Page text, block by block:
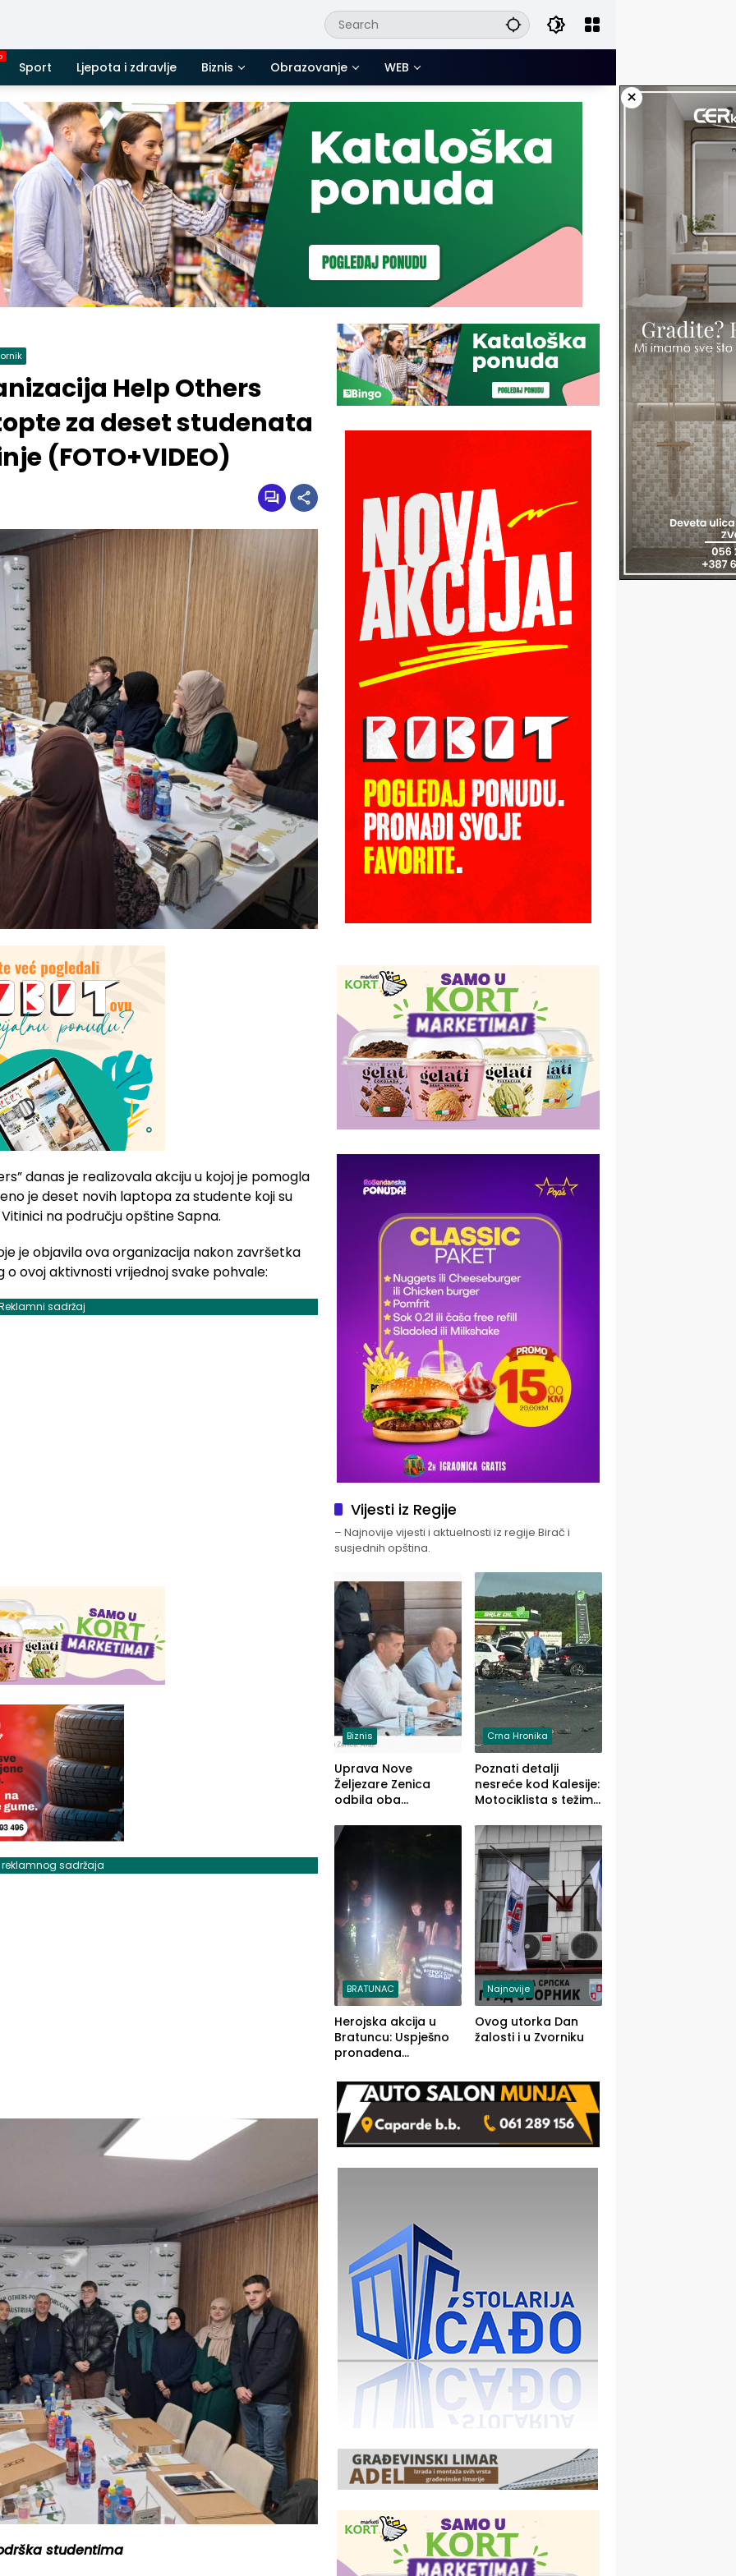
Sport Ljepota i zdravlje Biznis Obrazovanje WEB
×
Help Others
za deset studenata
(FOTO+VIDEO)
danas je realizovala akciju u kojoj je pomogla
je deset novih laptopa za studente koji su
na području opštine Sapna.
je objavila ova organizacija nakon završetka
ovoj aktivnosti vrijednoj svake pohvale:
sadržaj
reklamnog sadržaja
studentima
Vijesti iz Regije
– Najnovije vijesti i aktuelnosti iz regije Birač i
susjednih opština.
Biznis
Uprava Nove
Željezare Zenica
odbila oba
FBiH: Ustrajni da je
stečaj jedino rješenje
Crna Hronika
Poznati detalji
nesreće kod Kalesije:
Motociklista s težim,
lakšim povredama
BRATUNAC
Herojska akcija u
Bratuncu: Uspješno
pronađena
a Ivanka Lazić,
rodom iz Kravice.
Najnovije
Ovog utorka Dan
žalosti i u Zvorniku